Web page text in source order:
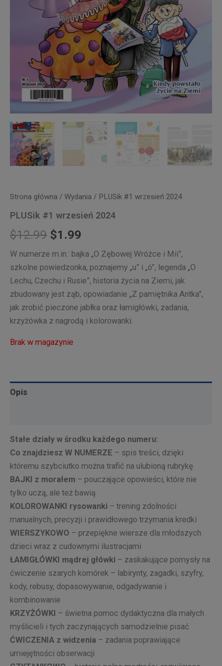
Strona główna / Wydania / PLUSik #1 wrzesień 2024
PLUSik #1 wrzesień 2024
$12.99 Pierwotna
cena
wynosiła:
$12.99.
$1.99
cena
wynosi:
$1.99.
W numerze m.in.: bajka „O Zębowej Wróżce i Mii”,
szkolne powiedzonka, poznajemy „u” i „ó”, legenda „O
Lechu, Czechu i Rusie”, historia życia na Ziemi, jak
zbudowany jest ząb, opowiadanie „Z pamiętnika Antka”,
jak zrobić pieczone jabłka oraz łamigłówki, zadania,
krzyżówka z nagrodą i kolorowanki.
Brak w magazynie
Opis
Stałe działy w środku każdego numeru:
Co znajdziesz W NUMERZE – spis treści, dzięki
któremu szybciutko można trafić na ulubioną rubrykę
BAJKI z morałem – pouczające opowieści, które nie
tylko uczą, ale też bawią
KOLOROWANKI rysowanki – trening zdolności
manualnych, precyzji i prawidłowego trzymania kredki
WIERSZYKOWO – przepiękne wiersze dla młodszych
dzieci wraz z cudownymi ilustracjami
ŁAMIGŁÓWKI mądrej główki – zaskakujące pomysły na
ćwiczenie szarych komórek – labirynty, zagadki, szyfry,
kody, rebusy, dopasowywanie, odgadywanie i
kombinowanie
KRZYŻÓWKI – świetna pomoc dydaktyczna dla małych
myślicieli i tych zaczynających samodzielnie pisać
ĆWICZENIA z widzenia – zadania poprawiające
umiejętności obserwacji